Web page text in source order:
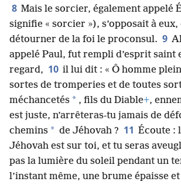
8 Mais le sorcier, également appelé
signifie « sorcier »), s’opposait à
détourner de la foi le proconsul. 9
appelé Paul, fut rempli d’esprit saint
regard, 10 il lui dit : « Ô homme
sortes de tromperies et de toutes
méchancetés * , fils du Diable+,
est juste, n’arrêteras-tu jamais de
chemins * de Jéhovah ? 11 Écoute :
Jéhovah est sur toi, et tu seras
pas la lumière du soleil pendant un
l’instant même, une brume épaisse